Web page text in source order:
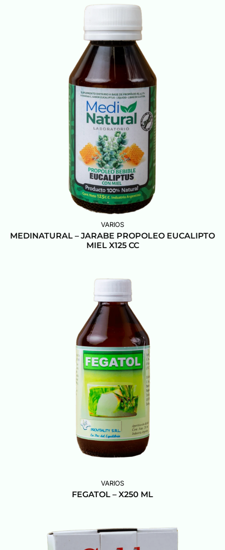
VARIOS
MEDINATURAL – JARABE PROPOLEO EUCALIPTO
MIEL X125 CC
VARIOS
FEGATOL – X250 ML